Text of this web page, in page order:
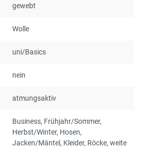
gewebt
Wolle
uni/Basics
nein
atmungsaktiv
Business, Frühjahr/Sommer,
Herbst/Winter, Hosen,
Jacken/Mäntel, Kleider, Röcke, weite